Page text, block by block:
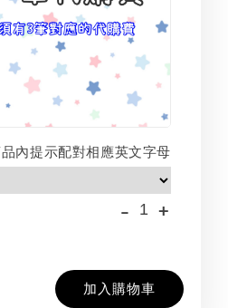
內提示配對相應英文字母
- +
加入購物車